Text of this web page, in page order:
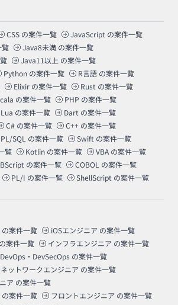
CSS の案件一覧 JavaScript の案件一覧
覧 Java8未満 の案件一覧
Java11以上 の案件一覧
Python の案件一覧 R言語 の案件一覧
Elixir の案件一覧 Rust の案件一覧
の案件一覧 PHP の案件一覧
Lua の案件一覧 Dart の案件一覧
C# の案件一覧 C++ の案件一覧
PL/SQL の案件一覧 Swift の案件一覧
覧 Kotlin の案件一覧 VBA の案件一覧
の案件一覧 COBOL の案件一覧
PL/I の案件一覧 ShellScript の案件一覧
の案件一覧 iOSエンジニア の案件一覧
の案件一覧 インフラエンジニア の案件一覧
DevOps・DevSecOps の案件一覧
ネットワークエンジニア の案件一覧
ア の案件一覧
の案件一覧 フロントエンジニア の案件一覧